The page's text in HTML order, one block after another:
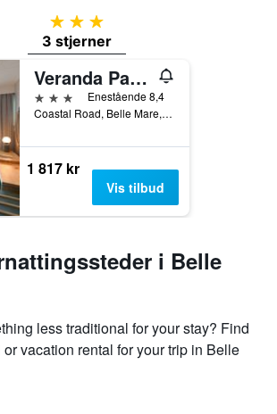
3 stjerner
3 stjerner
Veranda Palmar Beach Hotel Spa
3 stjernerEnestående 8,4
Coastal Road, Belle Mare, Mauritius
1 817 kr
Vis tilbud
i Belle
less traditional for your stay? Find
vacation rental for your trip in Belle